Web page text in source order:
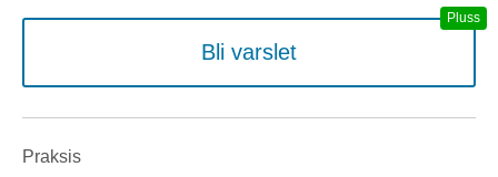
Bli varslet
Praksis